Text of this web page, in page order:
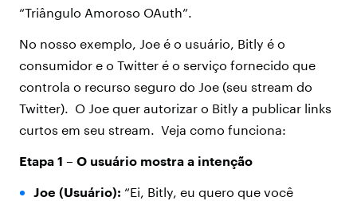
“Triângulo Amoroso OAuth”.
No nosso exemplo, Joe é o usuário, Bitly é o
consumidor e o Twitter é o serviço fornecido que
controla o recurso seguro do Joe (seu stream do
Twitter). O Joe quer autorizar o Bitly a publicar links
curtos em seu stream. Veja como funciona:
Etapa 1 – O usuário mostra a intenção
Joe (Usuário): “Ei, Bitly, eu quero que você